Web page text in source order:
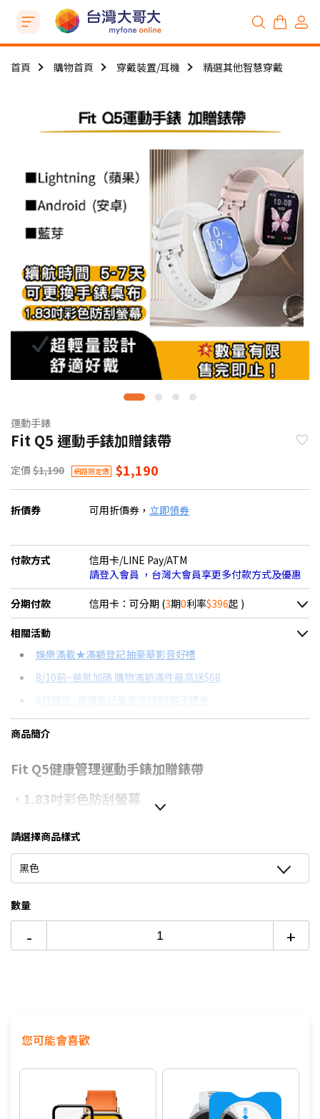
首頁 購物首頁 穿戴裝置/耳機 精選其他智慧穿戴
運動手錶
Fit Q5 運動手錶加贈錶帶
定價 $1,190 網路限定價 $1,190
折價券 可用折價券， 立即領券
付款方式
信用卡/LINE Pay/ATM
請登入會員 ，台灣大會員享更多付款方式及優惠
分期付款 信用卡：可分期 (3期0利率$396起 )
＊實際可分期數、適用利率，請以購物車顯示為主
信用卡分期
分期數
12期
24期
每期金額
$106
配合銀行/業者
相關活動
娛樂滿載★滿額登記抽豪華影音好禮
8/10前~爸氣加碼 購物滿額滿件最高送$68
8月限定~首購登記最高領$888電子禮券
台灣大哥大Open Possible聯名卡滿額最高回饋25%
更多信用卡分期0利率滿額享回饋
商品簡介
Fit Q5健康管理運動手錶加贈錶帶
・1.83吋彩色防刮螢幕
・續航時間 5-7天 隨貨加贈皮革錶帶顏色隨機
・全天候心率 運動訊息管理
・可更換手錶桌布 雲端免費桌布下載
請選擇商品樣式
黑色
數量
- +
您可能會喜歡